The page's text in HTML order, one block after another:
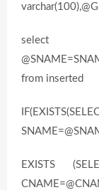
select
from inserted
EXISTS